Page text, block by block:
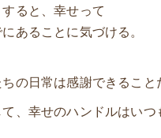
ると、幸せって
あることに気づける。
の日常は感謝できること
、幸せのハンドルはい